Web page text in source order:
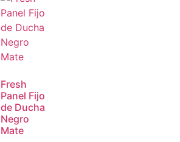
Fresh
Panel Fijo
de Ducha
Negro
Mate